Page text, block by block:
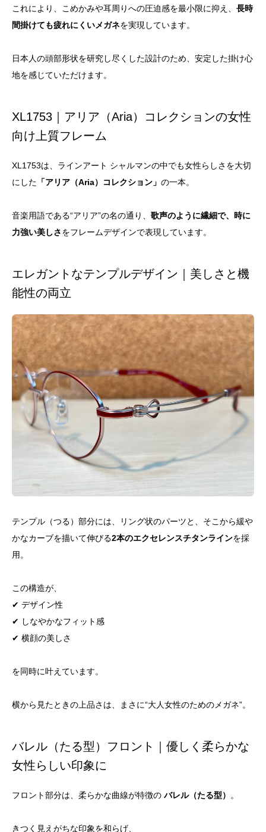
これにより、こめかみや耳周りへの圧迫感を最小限に抑え、 長時
間掛けても疲れにくいメガネを実現しています。
日本人の頭部形状を研究し尽くした設計のため、安定した掛け心
地を感じていただけます。
XL1753｜アリア（Aria）コレクションの女性
向け上質フレーム
XL1753は、ラインアート シャルマンの中でも女性らしさを大切
にした 「アリア（Aria）コレクション」 の一本。
音楽用語である“アリア”の名の通り、 歌声のように繊細で、時に
力強い美しさをフレームデザインで表現しています。
エレガントなテンプルデザイン｜美しさと機
能性の両立
テンプル（つる）部分には、リング状のパーツと、そこから緩や
かなカーブを描いて伸びる2本のエクセレンスチタンラインを採
用。
この構造が、
✔ デザイン性
✔ しなやかなフィット感
✔ 横顔の美しさ
を同時に叶えています。
横から見たときの上品さは、まさに“大人女性のためのメガネ”。
バレル（たる型）フロント｜優しく柔らかな
女性らしい印象に
フロント部分は、柔らかな曲線が特徴の バレル（たる型） 。
きつく見えがちな印象を和らげ、